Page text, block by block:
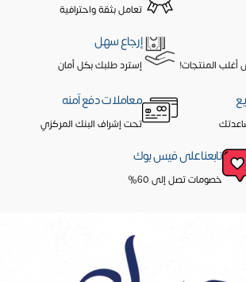
تعامل بثقة واحترافية
المنتجات!
إرجاع سهل
إسترد طلبك بكل أمان
معاملات دفع آمنه
تحت إشراف البنك المركزي
تابعنا على فيس بوك
خصومات تصل إلى 60%